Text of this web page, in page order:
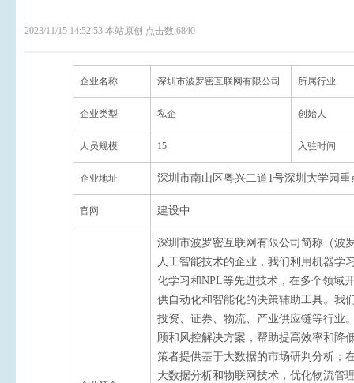
2023/11/15 14:52:53 本站原创 点击数:6840
企业名称 深圳市波罗密互联网有限公司 所属行业
企业类型 私企 创始人
人员规模 15 入驻时间
企业地址 深圳市南山区粤兴二道1号深圳大学园
官网 建设中
深圳市波罗密互联网有限公司简称（波
人工智能技术的企业，我们利用机器学
化学习和NPL等先进技术，在多个领域
供自动化和智能化的决策辅助工具。我
投资、证券、物流、产业供应链等行业
顾和风控解决方案，帮助提高效率和降
策者提供基于大数据的市场研判分析；
大数据分析和物联网技术，优化物流管